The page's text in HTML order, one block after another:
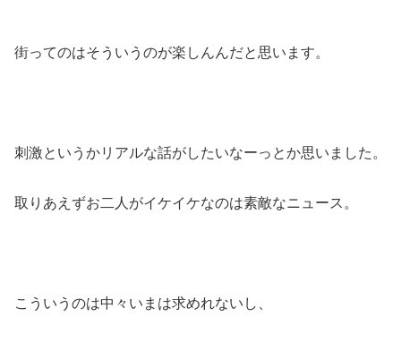
街ってのはそういうのが楽しんんだと思います。
刺激というかリアルな話がしたいなーっとか思いました。
取りあえずお二人がイケイケなのは素敵なニュース。
こういうのは中々いまは求めれないし、